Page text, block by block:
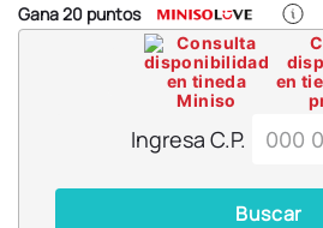
Gana20 puntos
en
Ingresa C.P.
Buscar
9.
chiikawas
cosmetiquera